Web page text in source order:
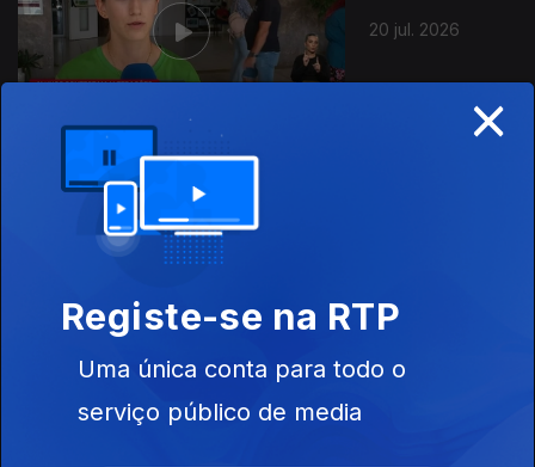
20 jul. 2026
×
Registe-se na RTP
Uma única conta para todo o
serviço público de media